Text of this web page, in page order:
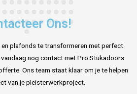
Ons!
en plafonds te transformeren met perfect
nog contact met Pro Stukadoors
Ons team staat klaar om je te helpen
van je pleisterwerkproject.